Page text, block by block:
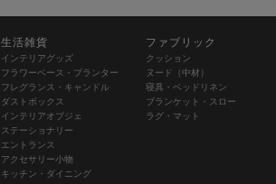
生活雑貨
インテリアグッズ
フラワーベース・プランター
フレグランス・キャンドル
ダストボックス
インテリアオブジェ
ステーショナリー
エントランス
アクセサリー小物
キッチン・ダイニング
ファブリック
クッション
ヌード（中材）
寝具・ベッドリネン
ブランケット・スロー
ラグ・マット